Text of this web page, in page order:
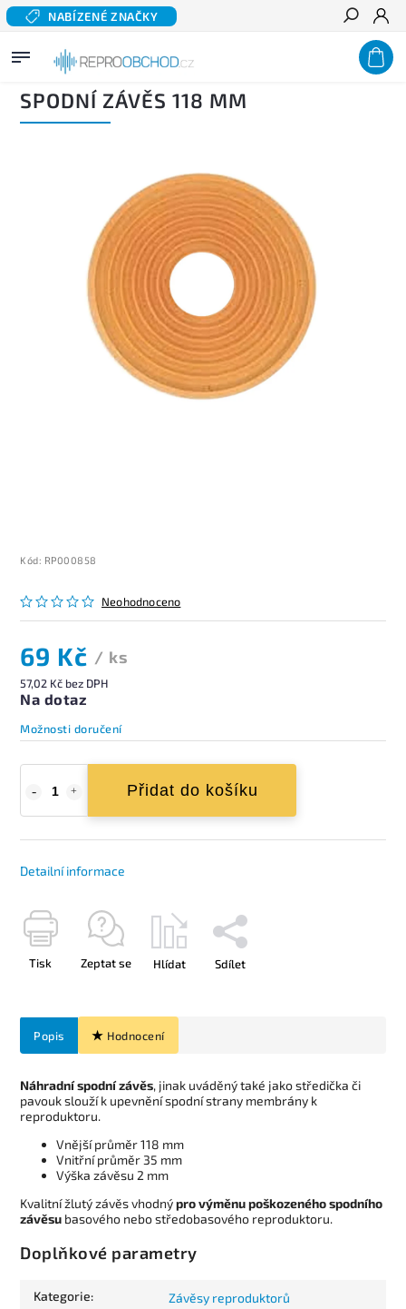
NABÍZENÉ ZNAČKY
Hledat
Domů/ Příslušenství/Díly pro reproduktory
Spodní závěs 118
SPODNÍ ZÁVĚS 118 MM
Kód: RP000858
Neohodnoceno
69 Kč / ks
57,02 Kč bez DPH
Na dotaz
Možnosti doručení
Přidat do košíku
Detailní informace
Tisk Zeptat se Hlídat Sdílet
Popis Hodnocení
Náhradní spodní závěs, jinak uváděný také jako středička či
pavouk slouží k upevnění spodní strany membrány k
reproduktoru.
Vnější průměr 118 mm
Vnitřní průměr 35 mm
Výška závěsu 2 mm
Kvalitní žlutý závěs vhodnýpro výměnu poškozeného spodního
závěsu basového nebo středobasového reproduktoru.
Doplňkové parametry
Kategorie: Závěsy reproduktorů